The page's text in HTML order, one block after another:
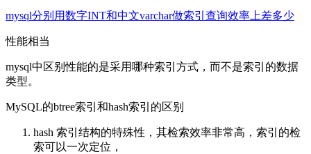
mysql分别用数字INT和中文varchar做索引查询效率上差多少
性能相当
mysql中区别性能的是采用哪种索引方式，而不是索引的数据
类型。
MySQL的btree索引和hash索引的区别
hash 索引结构的特殊性，其检索效率非常高，索引的检
索可以一次定位，